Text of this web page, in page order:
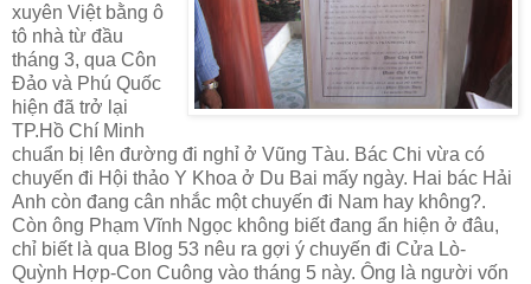
xuyên Việt bằng ô
tô nhà từ đầu
tháng 3, qua Côn
Đảo và Phú Quốc
hiện đã trở lại
TP.Hồ Chí Minh
chuẩn bị lên đường đi nghỉ ở Vũng Tàu. Bác Chi vừa có
chuyến đi Hội thảo Y Khoa ở Du Bai mấy ngày. Hai bác Hải
Anh còn đang cân nhắc một chuyến đi Nam hay không?.
Còn ông Phạm Vĩnh Ngọc không biết đang ẩn hiện ở đâu,
chỉ biết là qua Blog 53 nêu ra gợi ý chuyến đi Cửa Lò-
Quỳnh Hợp-Con Cuông vào tháng 5 này. Ông là người vốn